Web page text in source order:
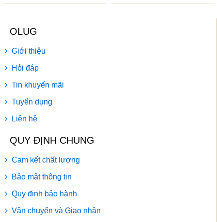
OLUG
Giới thiệu
Hỏi đáp
Tin khuyến mãi
Tuyển dụng
Liên hệ
QUY ĐỊNH CHUNG
Cam kết chất lượng
Bảo mật thông tin
Quy định bảo hành
Vận chuyển và Giao nhận